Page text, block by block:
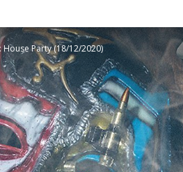
Party (18/12/2020)